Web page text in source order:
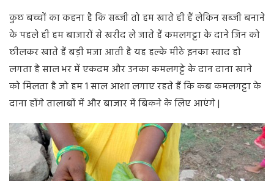
कुछ बच्चों का कहना है कि सब्जी तो हम खाते ही हैं लेकिन सब्जी बनाने
के पहले ही हम बाजारों से खरीद ले जाते हैं कमलगट्टा के दाने जिन को
छीलकर खाते हैं बड़ी मजा आती है यह हल्के मीठे इनका स्वाद हो
लगता है साल भर में एकदम और उनका कमलगट्टे के दान दाना खाने
को मिलता है जो हम 1 साल आशा लगाए रहते हैं कि कब कमलगट्टा के
दाना होंगे तालाबों में और बाजार में बिकने के लिए आएंगे |